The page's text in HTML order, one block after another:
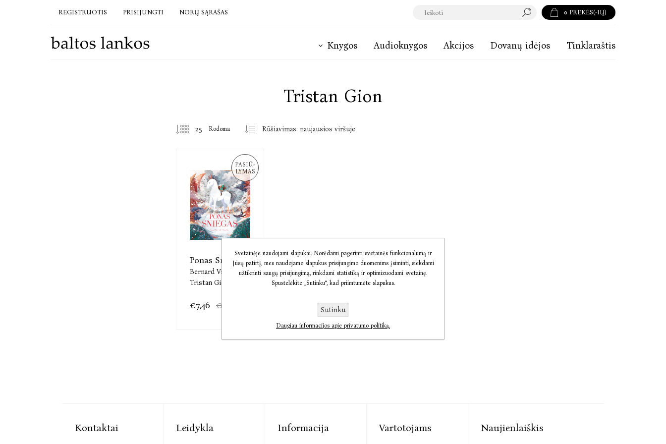
REGISTRUOTIS PRISIJUNGTI NORŲ SĄRAŠAS 0 PREKĖS(-IŲ)
Knygos Audioknygos Akcijos Dovanų idėjos Tinklaraštis
Tristan Gion
Rodoma
PASIŪ-
LYMAS
Ponas Sniegas
Bernard Villiot,
Tristan Gion
€7,46 €9,10
Kontaktai Leidykla Informacija Vartotojams Naujienlaiškis
Svetainėje naudojami slapukai. Norėdami pagerinti svetainės funkcionalumą ir
Jūsų patirtį, mes naudojame slapukus prisijungimo duomenims įsiminti, siekdami
užtikrinti saugų prisijungimą, rinkdami statistiką ir optimizuodami svetainę.
Spustelėkite „Sutinku“, kad priimtumėte slapukus.
Sutinku
Daugiau informacijos apie privatumo politiką.